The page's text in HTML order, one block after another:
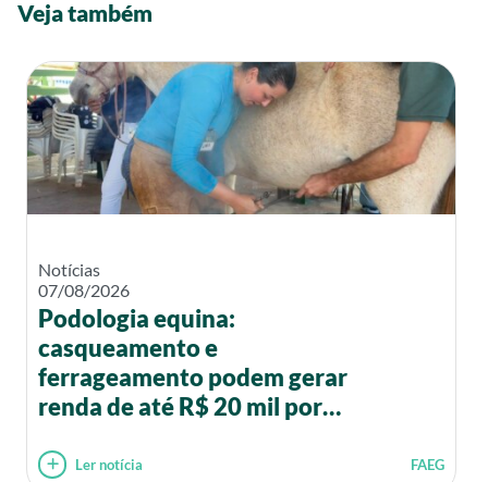
Veja também
Notícias
07/08/2026
Podologia equina:
casqueamento e
ferrageamento podem gerar
renda de até R$ 20 mil por
Ler notícia FAEG